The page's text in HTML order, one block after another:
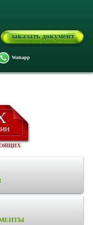
заказать документ
Watsapp